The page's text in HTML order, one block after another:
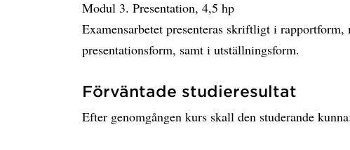
Modul 3. Presentation, 4,5 hp
Examensarbetet presenteras skriftligt i
presentationsform, samt i utställningsform.
Förväntade studieresultat
Efter genomgången kurs skall den studerande